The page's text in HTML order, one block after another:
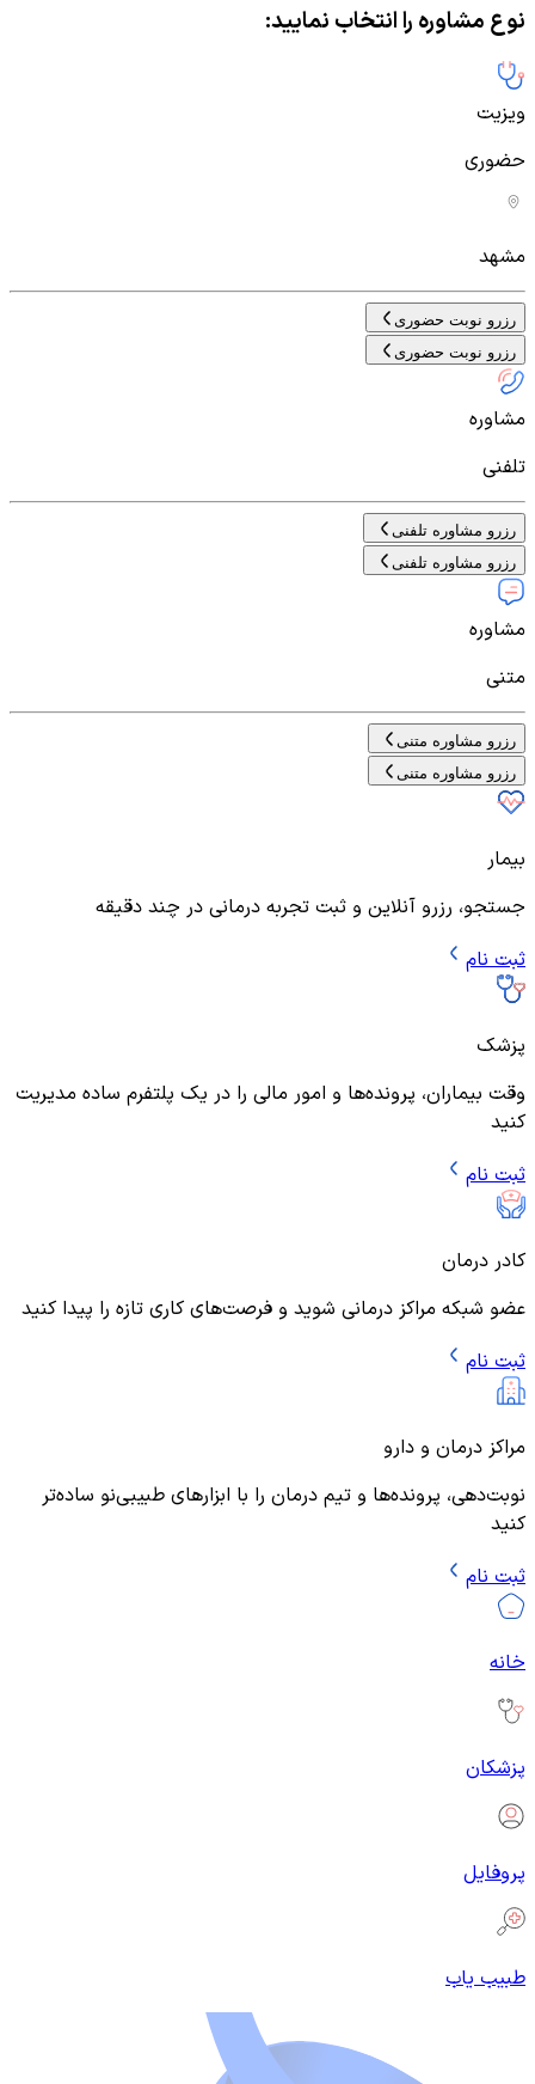
نوع مشاوره را انتخاب نمایید:
ویزیت
حضوری
مشهد
رزرو نوبت حضوری
رزرو نوبت حضوری
مشاوره
تلفنی
رزرو مشاوره تلفنی
رزرو مشاوره تلفنی
مشاوره
متنی
رزرو مشاوره متنی
رزرو مشاوره متنی
بیمار
جستجو، رزرو آنلاین و ثبت تجربه درمانی در چند دقیقه
ثبت نام
پزشک
وقت بیماران، پرونده‌ها و امور مالی را در یک پلتفرم ساده مدیریت
کنید
ثبت نام
کادر درمان
عضو شبکه مراکز درمانی شوید و فرصت‌های کاری تازه را پیدا کنید
ثبت نام
مراکز درمان و دارو
نوبت‌دهی، پرونده‌ها و تیم درمان را با ابزارهای طبیبی‌نو ساده‌تر
کنید
ثبت نام
خانه
پزشکان
پروفایل
طبیب یاب